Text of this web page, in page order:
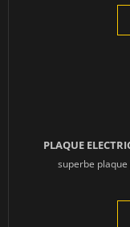
PLAQUE
superbe